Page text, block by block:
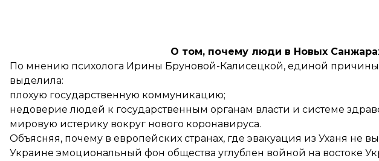
О том, почему люди в Новых
По мнению психолога Ирины Бруновой-Калисецкой, единой
выделила:
плохую государственную коммуникацию;
недоверие людей к государственным органам власти и системе
мировую истерику вокруг нового коронавируса.
Объясняя, почему в европейских странах, где эвакуация из Уханя не
Украине эмоциональный фон общества углублен войной на